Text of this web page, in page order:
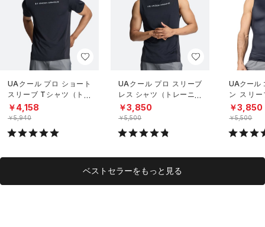
UAクール プロ ショート
スリーブ Tシャツ（トレ
ーニング/MEN）
￥4,158
￥5,940
UAクール プロ スリーブ
レス シャツ（トレーニン
グ/MEN）
￥3,850
￥5,500
UAクール
ン スリ
（トレー
￥3,850
￥5,500
ベストセラーをもっと見る